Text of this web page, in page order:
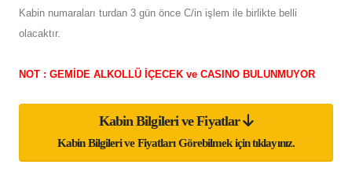
Kabin numaraları turdan 3 gün önce C/in işlem ile birlikte belli
olacaktır.
NOT : GEMİDE ALKOLLÜ İÇECEK ve CASINO BULUNMUYOR
Kabin Bilgileri ve Fiyatlar
Kabin Bilgileri ve Fiyatları Görebilmek için tıklayınız.